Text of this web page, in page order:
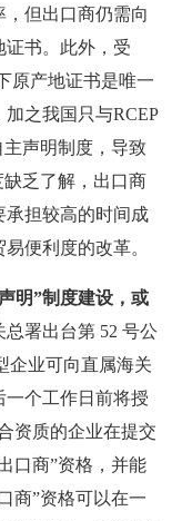
但出口商仍需向
证书。此外，受
原产地证书是唯一
之我国只与RCEP
声明制度，导致
乏了解，出口商
承担较高的时间成
便利度的改革。
明”制度建设，或
总署出台第 52 号公
企业可向直属海关
个工作日前将授
资质的企业在提交
口商”资格，并能
商”资格可以在一